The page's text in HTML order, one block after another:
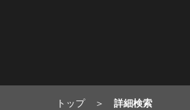
トップ 詳細検索